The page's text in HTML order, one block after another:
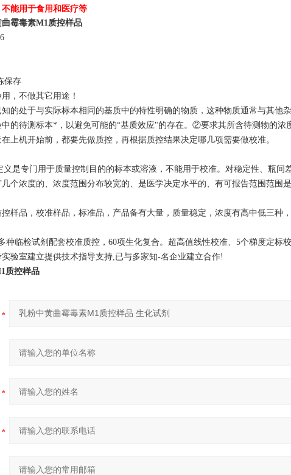
能用于食用和医疗等
霉毒素M1质控样品
保存
，不做其它用途！
的处于与实际标本相同的基质中的特性明确的物质，这种物质通常与其
的待测标本*，以避免可能的“基质效应"的存在。②要求其所含待测物的浓
上机开始前，都要先做质控，再根据质控结果决定哪几项需要做校准。
义是专门用于质量控制目的的标本或溶液，不能用于校准。对稳定性、瓶间
个浓度的、浓度范围分布较宽的、是医学决定水平的、有可报告范围范围
样品，校准样品，标准品，产品备有大量，质量稳定，浓度有高中低三种
种临检试剂配套校准质控，60项生化复合。超高值线性校准、5个梯度定标
验室建立提供技术指导支持,已与多家知-名企业建立合作!
质控样品